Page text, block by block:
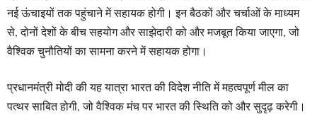
नई ऊंचाइयों तक पहुंचाने में सहायक होगी। इन बैठकों और चर्चाओं के माध्यम
से, दोनों देशों के बीच सहयोग और साझेदारी को और मजबूत किया जाएगा, जो
वैश्विक चुनौतियों का सामना करने में सहायक होगा।
प्रधानमंत्री मोदी की यह यात्रा भारत की विदेश नीति में महत्वपूर्ण मील का
पत्थर साबित होगी, जो वैश्विक मंच पर भारत की स्थिति को और सुदृढ़ करेगी।